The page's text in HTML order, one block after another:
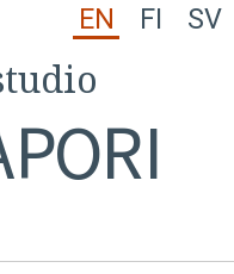
EN FI SV
PORI